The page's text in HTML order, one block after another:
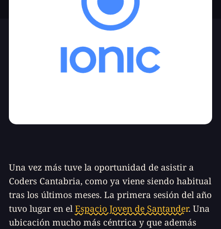
Una vez más tuve la oportunidad de asistir a
Coders Cantabria, como ya viene siendo habitual
tras los últimos meses. La primera sesión del año
tuvo lugar en elEspacio Joven de Santander. Una
ubicación mucho más céntrica y que además